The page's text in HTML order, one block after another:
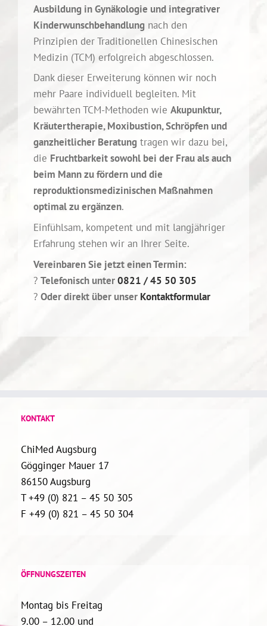
Ausbildung in Gynäkologie und integrativer
Kinderwunschbehandlung nach den
Prinzipien der Traditionellen Chinesischen
Medizin (TCM) erfolgreich abgeschlossen.
Dank dieser Erweiterung können wir noch
mehr Paare individuell begleiten. Mit
bewährten TCM-Methoden wieAkupunktur,
Kräutertherapie, Moxibustion, Schröpfen und
ganzheitlicher Beratung tragen wir dazu bei,
die Fruchtbarkeit sowohl bei der Frau als auch
beim Mann zu fördern und die
reproduktionsmedizinischen Maßnahmen
optimal zu ergänzen.
Einfühlsam, kompetent und mit langjähriger
Erfahrung stehen wir an Ihrer Seite.
Vereinbaren Sie jetzt einen Termin:
?Telefonisch unter0821 / 45 50 305
?Oder direkt über unser Kontaktformular
KONTAKT
ChiMed Augsburg
Gögginger Mauer 17
86150 Augsburg
T +49 (0) 821 – 45 50 305
F +49 (0) 821 – 45 50 304
ÖFFNUNGSZEITEN
Montag bis Freitag
9.00 – 12.00 und